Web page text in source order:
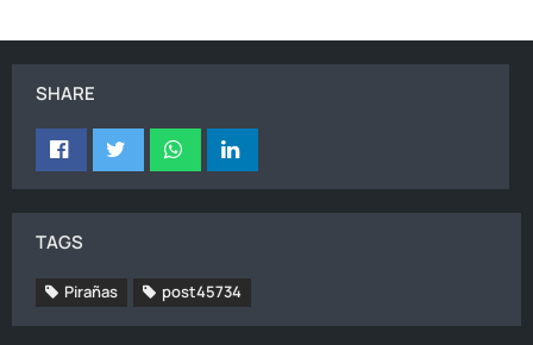
SHARE
TAGS
Pirañas post45734